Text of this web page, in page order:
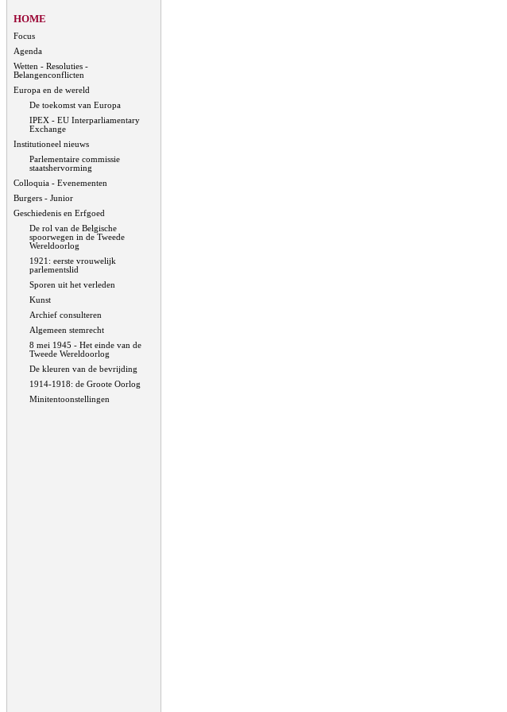
HOME
Focus
Agenda
Wetten - Resoluties -
Belangenconflicten
Europa en de wereld
De toekomst van Europa
IPEX - EU Interparliamentary
Exchange
Institutioneel nieuws
Parlementaire commissie
staatshervorming
Colloquia - Evenementen
Burgers - Junior
Geschiedenis en Erfgoed
De rol van de Belgische
spoorwegen in de Tweede
Wereldoorlog
1921: eerste vrouwelijk
parlementslid
Sporen uit het verleden
Kunst
Archief consulteren
Algemeen stemrecht
8 mei 1945 - Het einde van de
Tweede Wereldoorlog
De kleuren van de bevrijding
1914-1918: de Groote Oorlog
Minitentoonstellingen